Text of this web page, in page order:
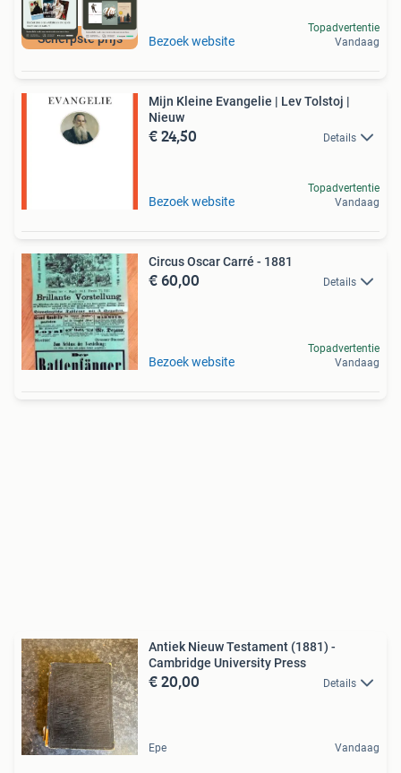
Scherpste prijs Bezoek website
Topadvertentie
Vandaag
Mijn Kleine Evangelie | Lev Tolstoj |
Nieuw
€ 24,50 Details
Bezoek website
Topadvertentie
Vandaag
Circus Oscar Carré - 1881
€ 60,00 Details
Bezoek website
Topadvertentie
Vandaag
Antiek Nieuw Testament (1881) -
Cambridge University Press
€ 20,00 Details
Epe Vandaag